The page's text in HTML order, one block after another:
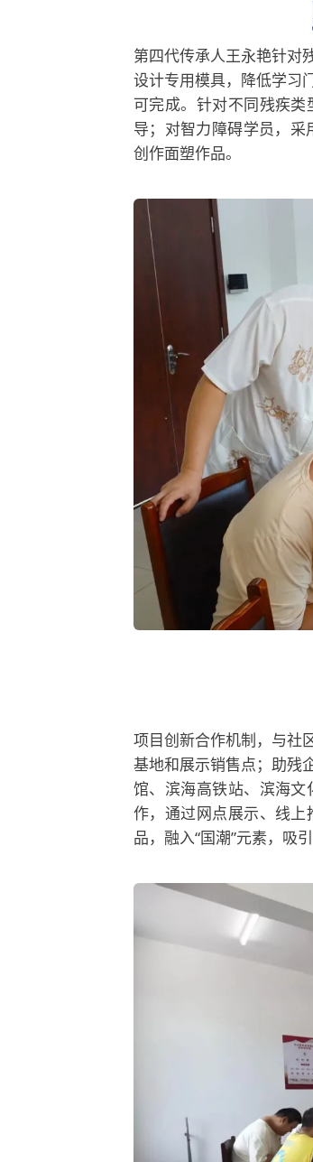
第四代传承人王永艳针对
设计专用模具，降低学习
可完成。针对不同残疾
导；对智力障碍学员，
创作面塑作品。
项目创新合作机制，与社
基地和展示销售点；助残
馆、滨海高铁站、滨海
作，通过网点展示、线
品，融入“国潮”元素，吸